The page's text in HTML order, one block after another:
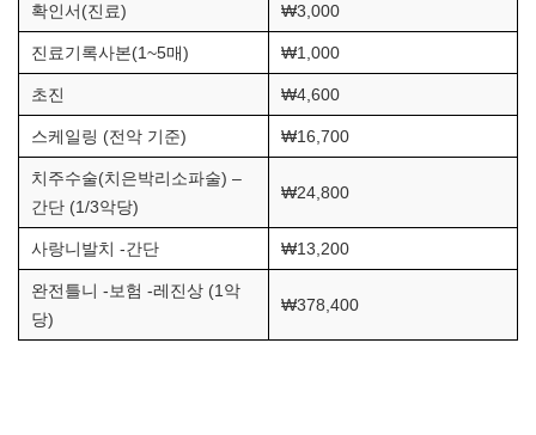
확인서(진료) ₩3,000
진료기록사본(1~5매) ₩1,000
초진 ₩4,600
스케일링 (전악 기준) ₩16,700
치주수술(치은박리소파술) –
간단 (1/3악당)
₩24,800
사랑니발치 -간단 ₩13,200
완전틀니 -보험 -레진상 (1악
당)
₩378,400